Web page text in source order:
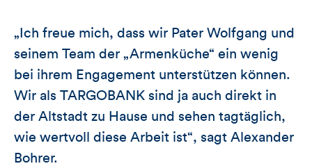
„Ich freue mich, dass wir Pater Wolfgang und
seinem Team der „Armenküche“ ein wenig
bei ihrem Engagement unterstützen können.
Wir als TARGOBANK sind ja auch direkt in
der Altstadt zu Hause und sehen tagtäglich,
wie wertvoll diese Arbeit ist“, sagt Alexander
Bohrer.